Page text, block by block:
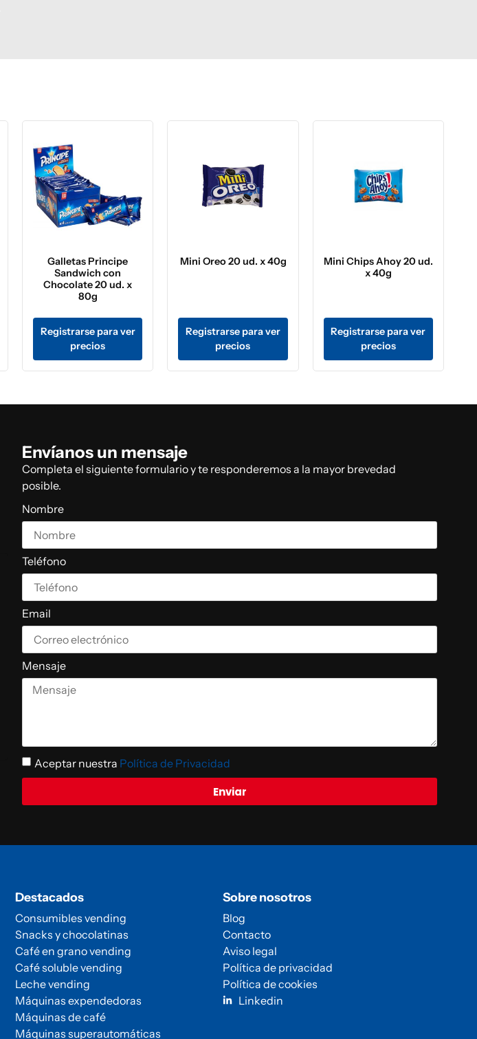
Galletas Principe
Sandwich con
Chocolate 20 ud. x
80g
Registrarse para ver
precios
Mini Oreo 20 ud. x 40g
Registrarse para ver
precios
Mini Chips Ahoy 20 ud.
x 40g
Registrarse para ver
precios
Envíanos un mensaje
Completa el siguiente formulario y te responderemos a la mayor brevedad
posible.
Nombre
Teléfono
Email
Mensaje
Aceptar nuestra Política de Privacidad
Enviar
Destacados
Consumibles vending
Snacks y chocolatinas
Café en grano vending
Café soluble vending
Leche vending
Máquinas expendedoras
Máquinas de café
Máquinas superautomáticas
Sobre nosotros
Blog
Contacto
Aviso legal
Política de privacidad
Política de cookies
Linkedin